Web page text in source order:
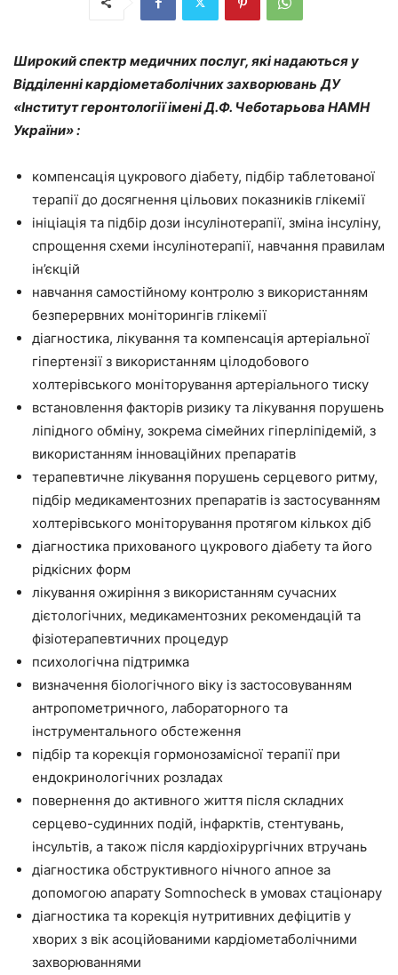
Широкий спектр медичних послуг, які надаються у
Відділенні кардіометаболічних захворювань ДУ
«Інститут геронтології імені Д.Ф. Чеботарьова НАМН
України» :
компенсація цукрового діабету, підбір таблетованої
терапії до досягнення цільових показників глікемії
ініціація та підбір дози інсулінотерапії, зміна інсуліну,
спрощення схеми інсулінотерапії, навчання правилам
ін’єкцій
навчання самостійному контролю з використанням
безперервних моніторингів глікемії
діагностика, лікування та компенсація артеріальної
гіпертензії з використанням цілодобового
холтерівського моніторування артеріального тиску
встановлення факторів ризику та лікування порушень
ліпідного обміну, зокрема сімейних гіперліпідемій, з
використанням інноваційних препаратів
терапевтичне лікування порушень серцевого ритму,
підбір медикаментозних препаратів із застосуванням
холтерівського моніторування протягом кількох діб
діагностика прихованого цукрового діабету та його
рідкісних форм
лікування ожиріння з використанням сучасних
дієтологічних, медикаментозних рекомендацій та
фізіотерапевтичних процедур
психологічна підтримка
визначення біологічного віку із застосовуванням
антропометричного, лабораторного та
інструментального обстеження
підбір та корекція гормонозамісної терапії при
ендокринологічних розладах
повернення до активного життя після складних
серцево-судинних подій, інфарктів, стентувань,
інсультів, а також після кардіохірургічних втручань
діагностика обструктивного нічного апное за
допомогою апарату Somnocheck в умовах стаціонару
діагностика та корекція нутритивних дефіцитів у
хворих з вік асоційованими кардіометаболічними
захворюваннями